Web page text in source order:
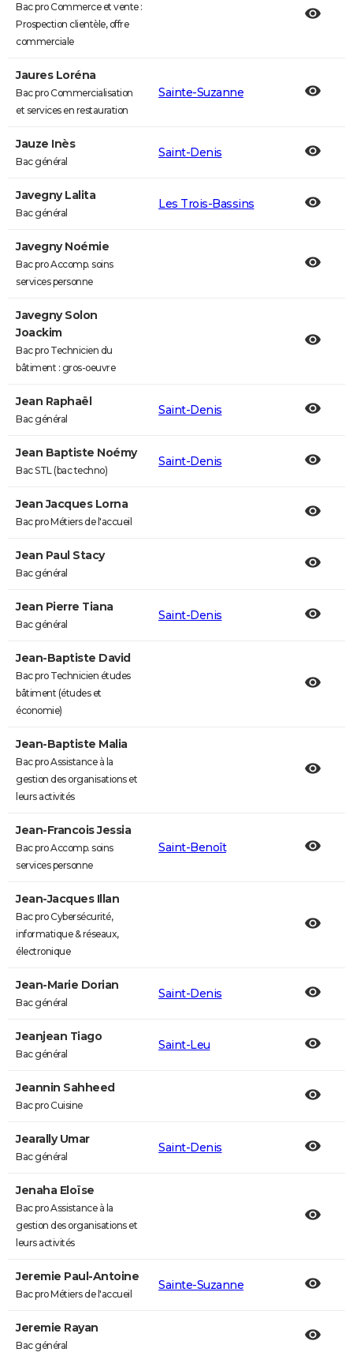
Bac pro Commerce et vente :
Prospection clientèle, offre
commerciale
Jaures Loréna
Bac pro Commercialisation
et services en restauration
Sainte-Suzanne
Jauze Inès
Bac général
Saint-Denis
Javegny Lalita
Bac général
Les Trois-Bassins
Javegny Noémie
Bac pro Accomp. soins
services personne
Javegny Solon
Joackim
Bac pro Technicien du
bâtiment : gros-oeuvre
Jean Raphaël
Bac général
Saint-Denis
Jean Baptiste Noémy
Bac STL (bac techno)
Saint-Denis
Jean Jacques Lorna
Bac pro Métiers de l'accueil
Jean Paul Stacy
Bac général
Jean Pierre Tiana
Bac général
Saint-Denis
Jean-Baptiste David
Bac pro Technicien études
bâtiment (études et
économie)
Jean-Baptiste Malia
Bac pro Assistance à la
gestion des organisations et
leurs activités
Jean-Francois Jessia
Bac pro Accomp. soins
services personne
Saint-Benoît
Jean-Jacques Illan
Bac pro Cybersécurité,
informatique & réseaux,
électronique
Jean-Marie Dorian
Bac général
Saint-Denis
Jeanjean Tiago
Bac général
Saint-Leu
Jeannin Sahheed
Bac pro Cuisine
Jearally Umar
Bac général
Saint-Denis
Jenaha Eloïse
Bac pro Assistance à la
gestion des organisations et
leurs activités
Jeremie Paul-Antoine
Bac pro Métiers de l'accueil
Sainte-Suzanne
Jeremie Rayan
Bac général